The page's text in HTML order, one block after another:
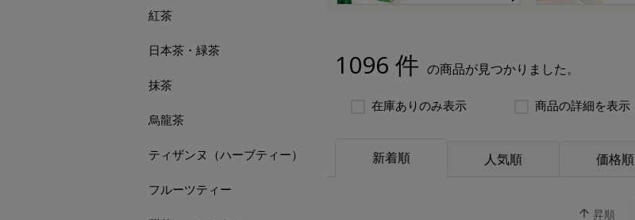
1096 件 の商品が見つかりました。
在庫ありのみ表示 商品の詳細を表示
新着順 人気順 価格順
昇順
紅茶
日本茶・緑茶
抹茶
烏龍茶
ティザンヌ（ハーブティー）
フルーツティー